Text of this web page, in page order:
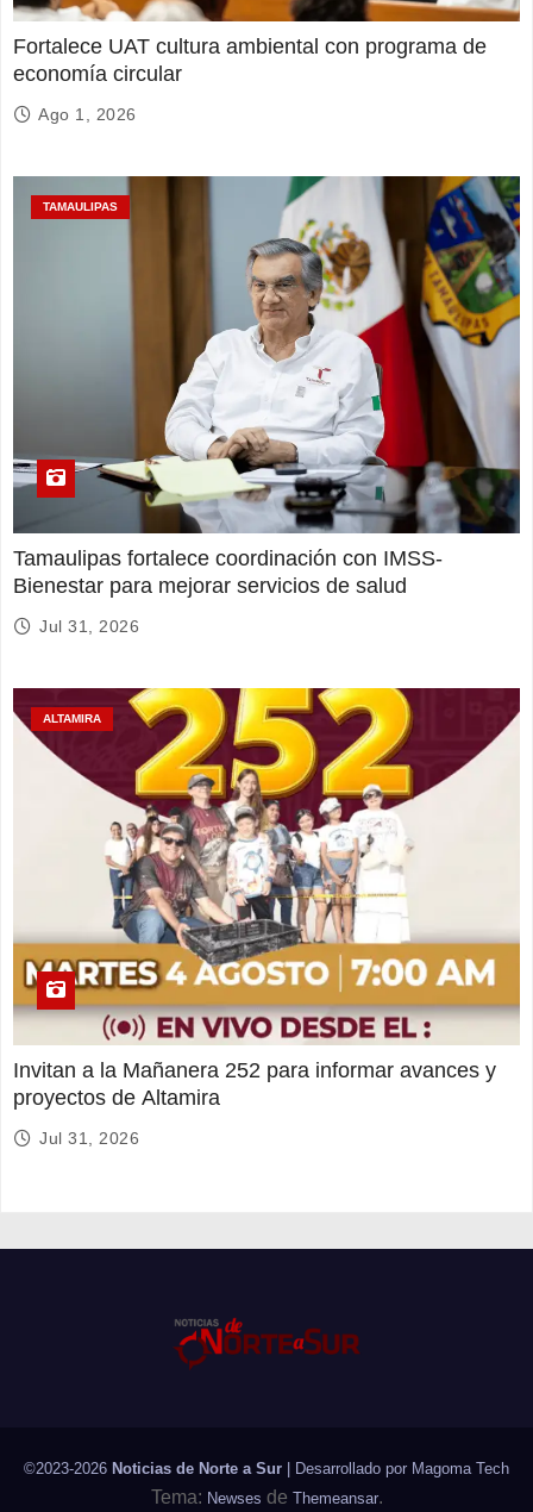
Fortalece UAT cultura ambiental con programa de
economía circular
Ago 1, 2026
TAMAULIPAS
Tamaulipas fortalece coordinación con IMSS-
Bienestar para mejorar servicios de salud
Jul 31, 2026
ALTAMIRA
Invitan a la Mañanera 252 para informar avances y
proyectos de Altamira
Jul 31, 2026
©2023-2026 Noticias de Norte a Sur | Desarrollado por Magoma Tech
Tema: Newses de Themeansar.